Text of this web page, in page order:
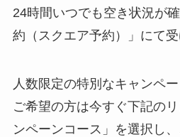
24時間いつでも空き状況が
約（スクエア予約）」にて受
人数限定の特別なキャンペ
ご希望の方は今すぐ下記の
ンペーンコース」を選択し